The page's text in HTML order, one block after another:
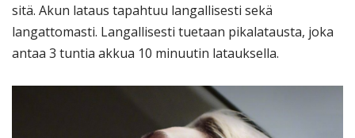
sitä. Akun lataus tapahtuu langallisesti sekä
langattomasti. Langallisesti tuetaan pikalatausta, joka
antaa 3 tuntia akkua 10 minuutin latauksella.